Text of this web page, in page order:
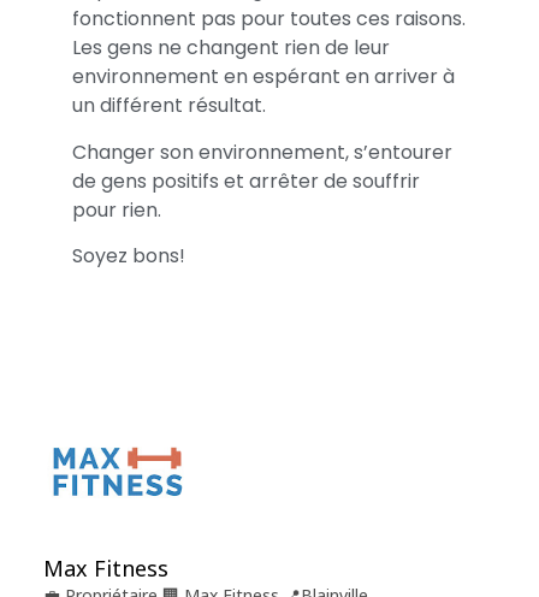
fonctionnent pas pour toutes ces raisons.
Les gens ne changent rien de leur
environnement en espérant en arriver à
un différent résultat.
Changer son environnement, s’entourer
de gens positifs et arrêter de souffrir
pour rien.
Soyez bons!